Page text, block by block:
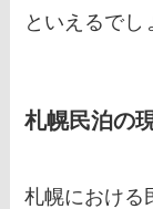
といえるでし
札幌民泊の
札幌における